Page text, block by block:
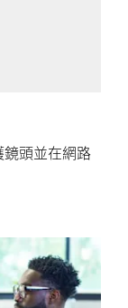
頭並在網路